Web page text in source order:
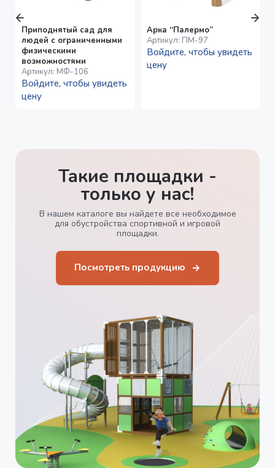
Приподнятый сад для
людей с ограниченными
физическими
возможностями
Артикул: МФ-106
Войдите, чтобы увидеть
цену
Арка “Палермо”
Артикул: ПМ-97
Войдите, чтобы увидеть
цену
Такие площадки -
только у нас!
В нашем каталоге вы найдете все необходимое
для обустройства спортивной и игровой
площадки.
Посмотреть продукцию